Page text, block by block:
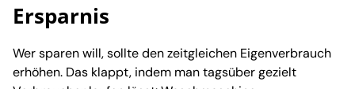
Ersparnis
Wer sparen will, sollte den zeitgleichen Eigenverbrauch
erhöhen. Das klappt, indem man tagsüber gezielt